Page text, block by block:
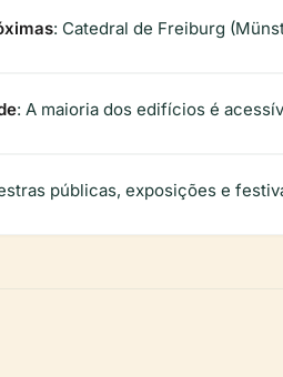
: Catedral de Freiburg
: A maioria dos edifícios é
públicas, exposições e